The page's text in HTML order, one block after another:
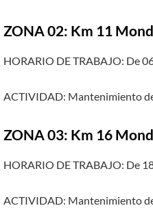
ZONA 02: Km 11
HORARIO DE TRABAJO: De
ACTIVIDAD: Mantenimiento
ZONA 03: Km 16
HORARIO DE TRABAJO: De
ACTIVIDAD: Mantenimiento